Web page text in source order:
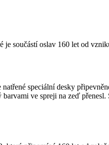
je součástí oslav 160 let od
speciální desky
ve spreji na zeď přenesl.